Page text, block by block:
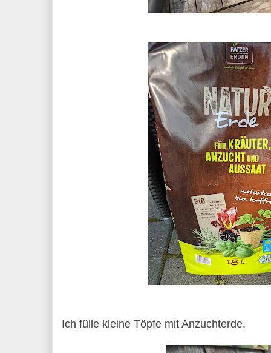
Ich fülle kleine Töpfe mit Anzuchterde.